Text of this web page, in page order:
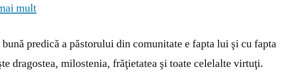
mult
bună predică a păstorului din comunitate e fapta lui şi cu fapta
dragostea, milostenia, frăţietatea şi toate celelalte virtuţi.